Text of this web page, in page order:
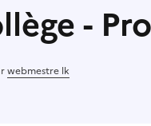
-
webmestre lk